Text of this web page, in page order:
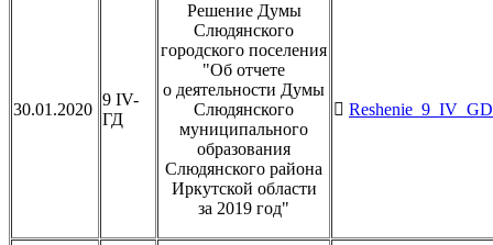
30.01.2020
9 IV-
ГД
Решение Думы
Слюдянского
городского поселения
"Об отчете
о деятельности Думы
Слюдянского
муниципального
образования
Слюдянского района
Иркутской области
за 2019 год"